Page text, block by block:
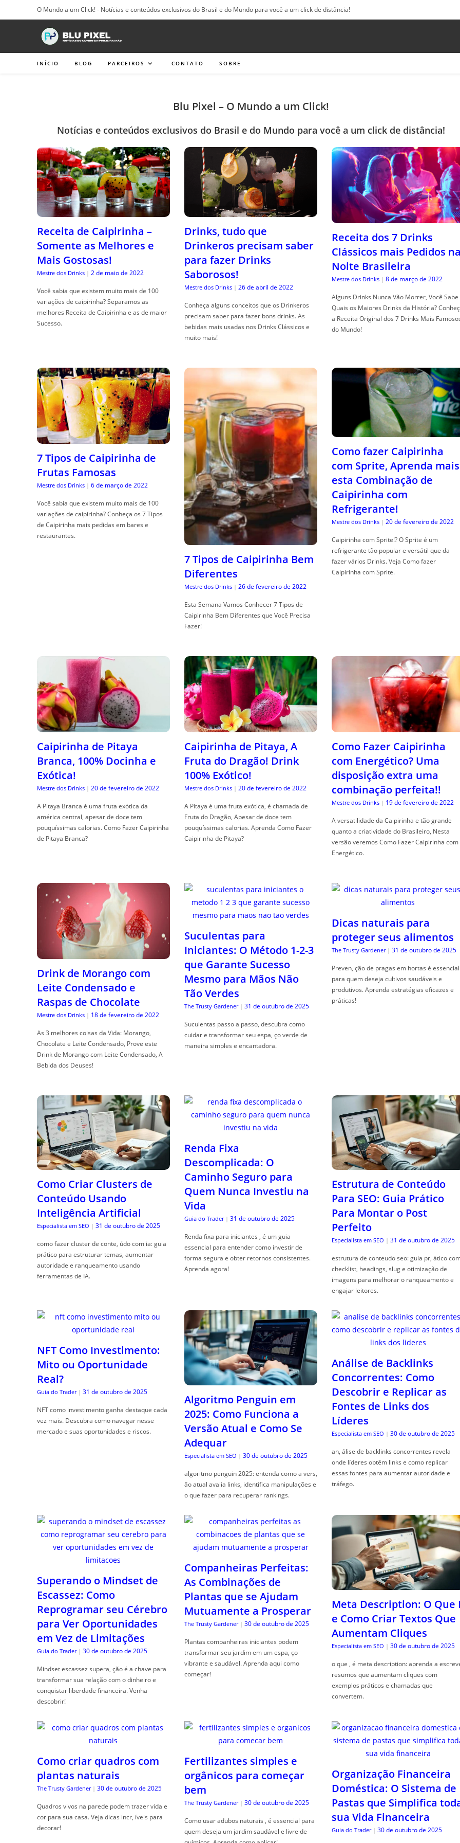
para
O Mundo a um Click! - Notícias e conteúdos exclusivos do Brasil e do Mundo para você a um click de distância!
INÍCIO BLOG PARCEIROS CONTATO SOBRE
Blu Pixel – O Mundo a um Click!
Notícias e conteúdos exclusivos do Brasil e do Mundo para você a um click de distância!
Receita de Caipirinha –
Somente as Melhores e
Mais Gostosas!
Mestre dos Drinks | 2 de maio de 2022
Você sabia que existem muito mais de 100
variações de caipirinha? Separamos as
melhores Receita de Caipirinha e as de maior
Sucesso.
Drinks, tudo que
Drinkeros precisam saber
para fazer Drinks
Saborosos!
Mestre dos Drinks | 26 de abril de 2022
Conheça alguns conceitos que os Drinkeros
precisam saber para fazer bons drinks. As
bebidas mais usadas nos Drinks Clássicos e
muito mais!
Receita dos 7 Drinks
Clássicos mais Pedidos
Noite Brasileira
Mestre dos Drinks | 8 de março de 2022
Alguns Drinks Nunca Vão Morrer, Você Sabe
Quais os Maiores Drinks da História?
a Receita Original dos 7 Drinks Mais
do Mundo!
7 Tipos de Caipirinha de
Frutas Famosas
Mestre dos Drinks | 6 de março de 2022
Você sabia que existem muito mais de 100
variações de caipirinha? Conheça os 7 Tipos
de Caipirinha mais pedidas em bares e
restaurantes.
7 Tipos de Caipirinha Bem
Diferentes
Mestre dos Drinks | 26 de fevereiro de 2022
Esta Semana Vamos Conhecer 7 Tipos de
Caipirinha Bem Diferentes que Você Precisa
Fazer!
Como fazer Caipirinha
com Sprite, Aprenda mais
esta Combinação de
Caipirinha com
Refrigerante!
Mestre dos Drinks | 20 de fevereiro de 2022
Caipirinha com Sprite!? O Sprite é um
refrigerante tão popular e versátil que da
fazer vários Drinks. Veja Como fazer
Caipirinha com Sprite.
Caipirinha de Pitaya
Branca, 100% Docinha e
Exótica!
Mestre dos Drinks | 20 de fevereiro de 2022
A Pitaya Branca é uma fruta exótica da
américa central, apesar de doce tem
pouquíssimas calorias. Como Fazer Caipirinha
de Pitaya Branca?
Caipirinha de Pitaya, A
Fruta do Dragão! Drink
100% Exótico!
Mestre dos Drinks | 20 de fevereiro de 2022
A Pitaya é uma fruta exótica, é chamada de
Fruta do Dragão, Apesar de doce tem
pouquíssimas calorias. Aprenda Como Fazer
Caipirinha de Pitaya?
Como Fazer Caipirinha
com Energético? Uma
disposição extra uma
combinação perfeita!!
Mestre dos Drinks | 19 de fevereiro de 2022
A versatilidade da Caipirinha e tão grande
quanto a criatividade do Brasileiro, Nesta
versão veremos Como Fazer Caipirinha com
Energético.
Drink de Morango com
Leite Condensado e
Raspas de Chocolate
Mestre dos Drinks | 18 de fevereiro de 2022
As 3 melhores coisas da Vida: Morango,
Chocolate e Leite Condensado, Prove este
Drink de Morango com Leite Condensado, A
Bebida dos Deuses!
Suculentas para
Iniciantes: O Método 1-2-3
que Garante Sucesso
Mesmo para Mãos Não
Tão Verdes
The Trusty Gardener | 31 de outubro de 2025
Suculentas passo a passo, descubra como
cuidar e transformar seu espa, ço verde de
maneira simples e encantadora.
Dicas naturais para
proteger seus alimentos
The Trusty Gardener | 31 de outubro de 2025
Preven, ção de pragas em hortas é essencial
para quem deseja cultivos saudáveis e
produtivos. Aprenda estratégias eficazes e
práticas!
Como Criar Clusters de
Conteúdo Usando
Inteligência Artificial
Especialista em SEO | 31 de outubro de 2025
como fazer cluster de conte, údo com ia: guia
prático para estruturar temas, aumentar
autoridade e ranqueamento usando
ferramentas de IA.
Renda Fixa
Descomplicada: O
Caminho Seguro para
Quem Nunca Investiu na
Vida
Guia do Trader | 31 de outubro de 2025
Renda fixa para iniciantes , é um guia
essencial para entender como investir de
forma segura e obter retornos consistentes.
Aprenda agora!
Estrutura de Conteúdo
Para SEO: Guia Prático
Para Montar o Post
Perfeito
Especialista em SEO | 31 de outubro de 2025
estrutura de conteudo seo: guia pr, ático
checklist, headings, slug e otimização de
imagens para melhorar o ranqueamento e
engajar leitores.
NFT Como Investimento:
Mito ou Oportunidade
Real?
Guia do Trader | 31 de outubro de 2025
NFT como investimento ganha destaque cada
vez mais. Descubra como navegar nesse
mercado e suas oportunidades e riscos.
Algoritmo Penguin em
2025: Como Funciona a
Versão Atual e Como Se
Adequar
Especialista em SEO | 30 de outubro de 2025
algoritmo penguin 2025: entenda como a vers,
ão atual avalia links, identifica manipulações e
o que fazer para recuperar rankings.
Análise de Backlinks
Concorrentes: Como
Descobrir e Replicar as
Fontes de Links dos
Líderes
Especialista em SEO | 30 de outubro de 2025
an, álise de backlinks concorrentes revela
onde líderes obtêm links e como replicar
essas fontes para aumentar autoridade e
tráfego.
Superando o Mindset de
Escassez: Como
Reprogramar seu Cérebro
para Ver Oportunidades
em Vez de Limitações
Guia do Trader | 30 de outubro de 2025
Mindset escassez supera, ção é a chave para
transformar sua relação com o dinheiro e
conquistar liberdade financeira. Venha
descobrir!
Companheiras Perfeitas:
As Combinações de
Plantas que se Ajudam
Mutuamente a Prosperar
The Trusty Gardener | 30 de outubro de 2025
Plantas companheiras iniciantes podem
transformar seu jardim em um espa, ço
vibrante e saudável. Aprenda aqui como
começar!
Meta Description: O Que
e Como Criar Textos Que
Aumentam Cliques
Especialista em SEO | 30 de outubro de 2025
o que , é meta description: aprenda a
resumos que aumentam cliques com
exemplos práticos e chamadas que
convertem.
Como criar quadros com
plantas naturais
The Trusty Gardener | 30 de outubro de 2025
Quadros vivos na parede podem trazer vida e
cor para sua casa. Veja dicas incr, íveis para
decorar!
Fertilizantes simples e
orgânicos para começar
bem
The Trusty Gardener | 30 de outubro de 2025
Como usar adubos naturais , é essencial para
quem deseja um jardim saudável e livre de
Organização Financeira
Doméstica: O Sistema de
Pastas que Simplifica
sua Vida Financeira
Guia do Trader | 30 de outubro de 2025